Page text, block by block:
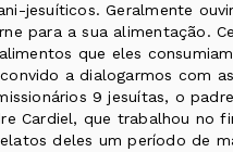
jesuíticos. Geralmente
para a sua alimentação.
que eles
a dialogarmos com
9 jesuítas, o
Cardiel, que trabalhou no
deles um período de